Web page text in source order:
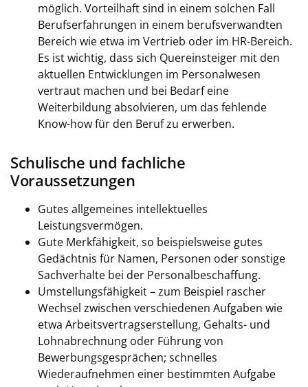
möglich. Vorteilhaft sind in einem solchen Fall
Berufserfahrungen in einem berufsverwandten
Bereich wie etwa im Vertrieb oder im HR-Bereich.
Es ist wichtig, dass sich Quereinsteiger mit den
aktuellen Entwicklungen im Personalwesen
vertraut machen und bei Bedarf eine
Weiterbildung absolvieren, um das fehlende
Know-how für den Beruf zu erwerben.
Schulische und fachliche
Voraussetzungen
Gutes allgemeines intellektuelles
Leistungsvermögen.
Gute Merkfähigkeit, so beispielsweise gutes
Gedächtnis für Namen, Personen oder sonstige
Sachverhalte bei der Personalbeschaffung.
Umstellungsfähigkeit – zum Beispiel rascher
Wechsel zwischen verschiedenen Aufgaben wie
etwa Arbeitsvertragserstellung, Gehalts- und
Lohnabrechnung oder Führung von
Bewerbungsgesprächen; schnelles
Wiederaufnehmen einer bestimmten Aufgabe